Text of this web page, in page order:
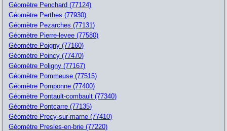
Géomètre Penchard (77124)
Géomètre Perthes (77930)
Géomètre Pezarches (77131)
Géomètre Pierre-levee (77580)
Géomètre Poigny (77160)
Géomètre Poincy (77470)
Géomètre Poligny (77167)
Géomètre Pommeuse (77515)
Géomètre Pomponne (77400)
Géomètre Pontault-combault (77340)
Géomètre Pontcarre (77135)
Géomètre Precy-sur-marne (77410)
Géomètre Presles-en-brie (77220)